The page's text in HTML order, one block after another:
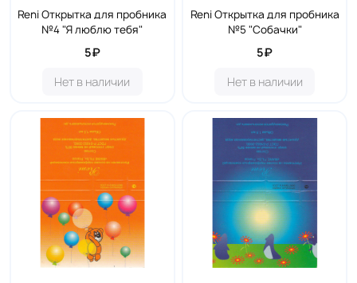
Reni Открытка для пробника
№4 "Я люблю тебя"
5₽
Нет в наличии
Reni Открытка для пробника
№5 "Собачки"
5₽
Нет в наличии